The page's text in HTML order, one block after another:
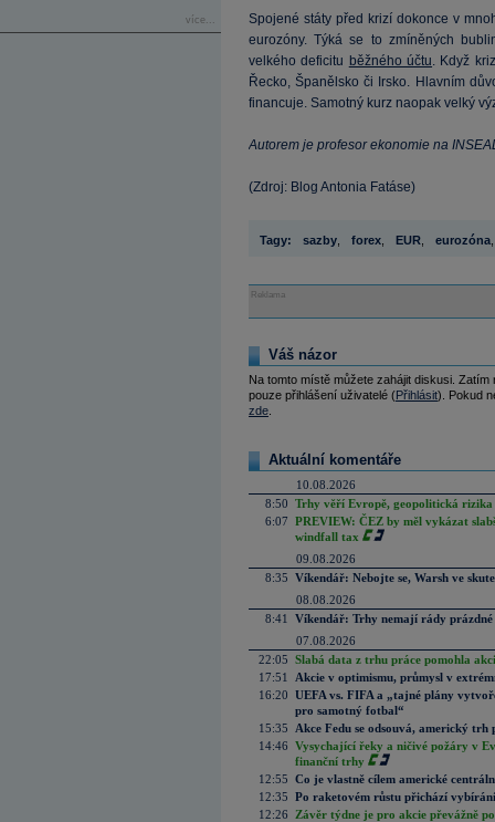
více...
Spojené státy před krizí dokonce v
eurozóny. Týká se to zmíněných
velkého deficitu běžného účtu. Když
Řecko, Španělsko či Irsko. Hlavním
financuje. Samotný kurz naopak velký
Autorem je profesor ekonomie na
(Zdroj: Blog Antonia Fatáse)
Tagy: sazby forex EUR eurozóna
Reklama
Váš názor
Na tomto místě můžete zahájit diskusi.
pouze přihlášení uživatelé (Přihlásit). Pokud
zde
Aktuální komentáře
10.08.2026
8:50 Trhy věří Evropě, geopolitická rizika
6:07 PREVIEW: ČEZ by měl vykázat
windfall tax
09.08.2026
8:35 Víkendář: Nebojte se, Warsh ve
08.08.2026
8:41
Víkendář: Trhy nemají rády prázdné
07.08.2026
22:05 Slabá data z trhu práce pomohla
17:51
Akcie v optimismu, průmysl v
16:20 UEFA vs. FIFA a „tajné plány
pro samotný fotbal“
15:35
Akce Fedu se odsouvá, americký
14:46 Vysychající řeky a ničivé požáry v
finanční trhy
12:55 Co je vlastně cílem americké
12:35 Po raketovém růstu přichází
12:26
Závěr týdne je pro akcie převážně